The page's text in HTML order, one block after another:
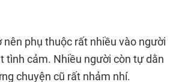
nên phụ thuộc rất nhiều vào người
tình cảm. Nhiều người còn tự dằn
chuyện cũ rất nhảm nhí.